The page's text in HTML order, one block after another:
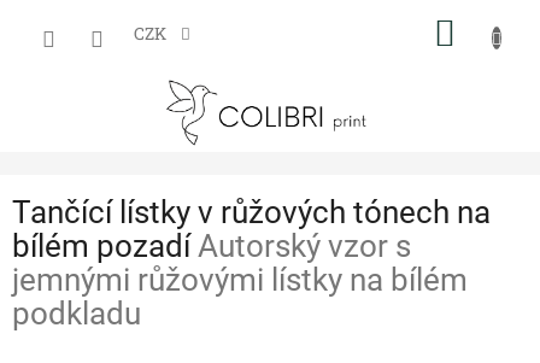
CZK
Tančící lístky v růžových tónech na
bílém pozadíAutorský vzor s
jemnými růžovými lístky na bílém
podkladu